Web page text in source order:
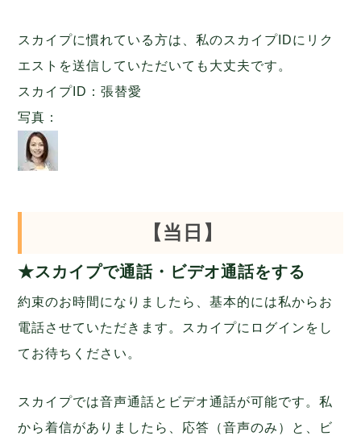
スカイプに慣れている方は、私のスカイプIDにリク
エストを送信していただいても大丈夫です。
スカイプID：張替愛
写真：
【当日】
★スカイプで通話・ビデオ通話をする
約束のお時間になりましたら、基本的には私からお
電話させていただきます。スカイプにログインをし
てお待ちください。
スカイプでは音声通話とビデオ通話が可能です。私
から着信がありましたら、応答（音声のみ）と、ビ